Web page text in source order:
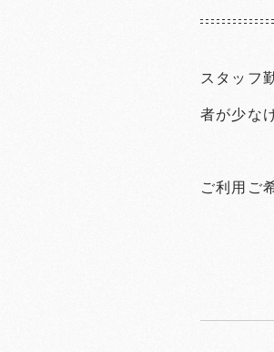
スタッフ
者が少な
ご利用ご